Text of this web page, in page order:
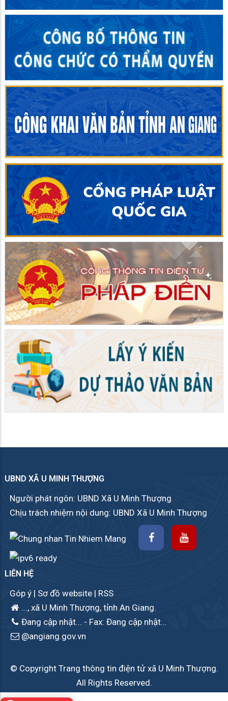
UBND XÃ U MINH THƯỢNG
Người phát ngôn: UBND Xã U Minh Thượng
Chịu trách nhiệm nội dung: UBND Xã U Minh Thượng
LIÊN HỆ
Góp ý | Sơ đồ website | RSS
..., xã U Minh Thượng, tỉnh An Giang.
Đang cập nhật... - Fax: Đang cập nhật...
@angiang.gov.vn
© Copyright Trang thông tin điện tử xã U Minh Thượng.
All Rights Reserved.